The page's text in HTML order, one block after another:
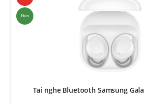
New
Tai nghe Bluetooth Samsung